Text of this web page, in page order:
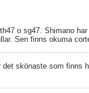
o sg47. Shimano
Sen finns okuma
det skönaste som finns